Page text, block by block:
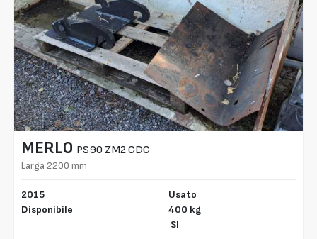
MERLO PS90 ZM2 CDC
Larga 2200 mm
2015
Disponibile
Usato
400 kg
SI